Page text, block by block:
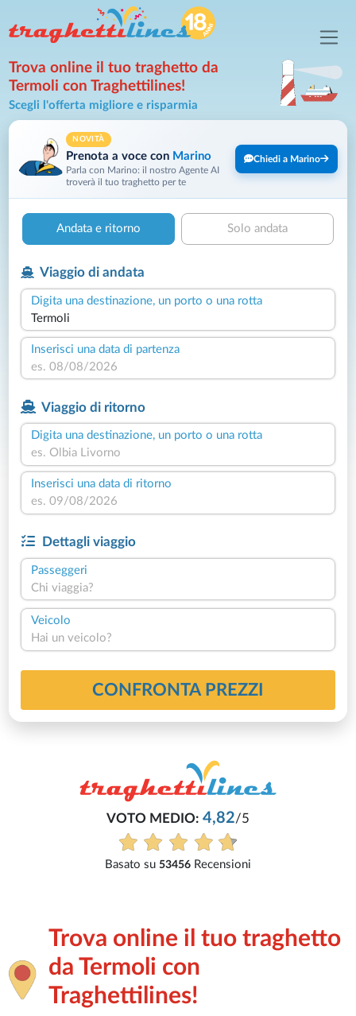
Trova online il tuo traghetto da
Termoli con Traghettilines!
Scegli l'offerta migliore e risparmia
NOVITÀ
Prenota a voce con Marino
Parla con Marino: il nostro Agente AI
troverà il tuo traghetto per te
Chiedi a Marino
Andata e ritorno Solo andata
Viaggio di andata
Digita una destinazione, un porto o una rotta
Inserisci una data di partenza
Viaggio di ritorno
Digita una destinazione, un porto o una rotta
Inserisci una data di ritorno
Dettagli viaggio
Passeggeri
Chi viaggia?
Veicolo
Hai un veicolo?
CONFRONTA PREZZI
VOTO MEDIO: 4,82 /5
Basato su53456 Recensioni
Trova online il tuo traghetto
da Termoli con
Traghettilines!